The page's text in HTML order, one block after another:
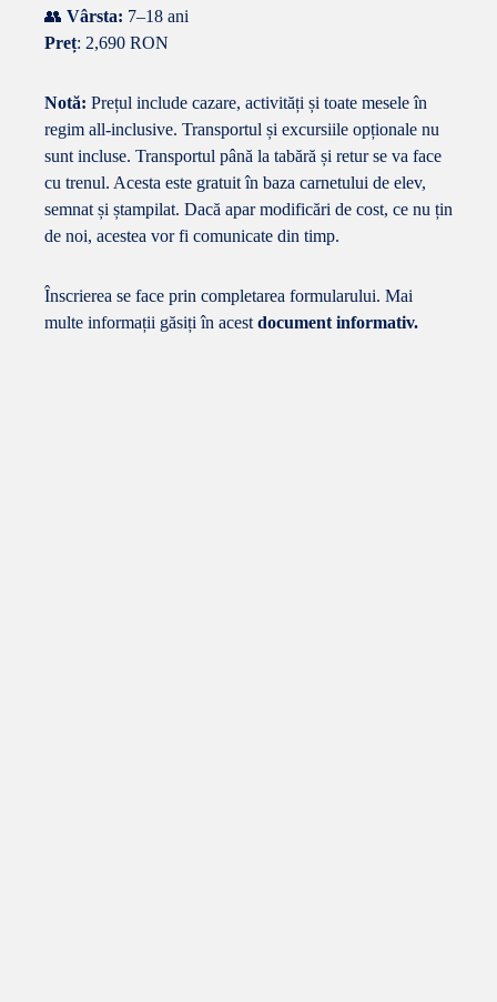
👥 Vârsta: 7–18 ani
Preț: 2,690 RON
Notă: Prețul include cazare, activități și toate mesele în
regim all-inclusive. Transportul și excursiile opționale nu
sunt incluse. Transportul până la tabără și retur se va face
cu trenul. Acesta este gratuit în baza carnetului de elev,
semnat și ștampilat. Dacă apar modificări de cost, ce nu țin
de noi, acestea vor fi comunicate din timp.
Înscrierea se face prin completarea formularului. Mai
multe informații găsiți în acest document informativ.